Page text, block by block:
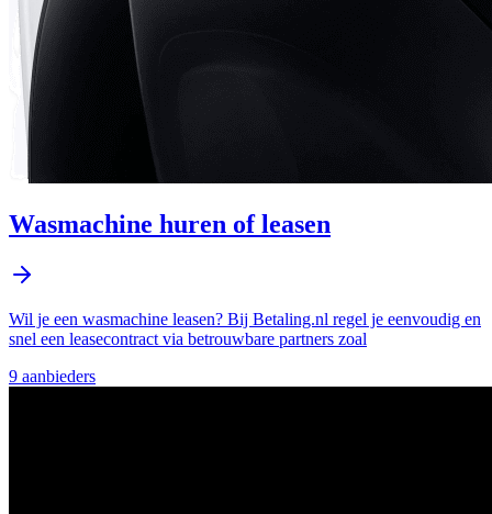
Wasmachine huren of leasen
Wil je een wasmachine leasen? Bij Betaling.nl regel je eenvoudig en
snel een leasecontract via betrouwbare partners zoal
9 aanbieders